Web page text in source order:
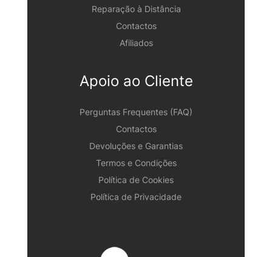
Reparação à Distância
Contactos
Afiliados
Apoio ao Cliente
Perguntas Frequentes (FAQ)
Contactos
Devoluções e Garantias
Termos e Condições
Política de Cookies
Política de Privacidade